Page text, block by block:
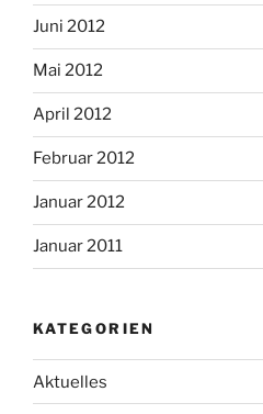
Juni 2012
Mai 2012
April 2012
Februar 2012
Januar 2012
Januar 2011
KATEGORIEN
Aktuelles